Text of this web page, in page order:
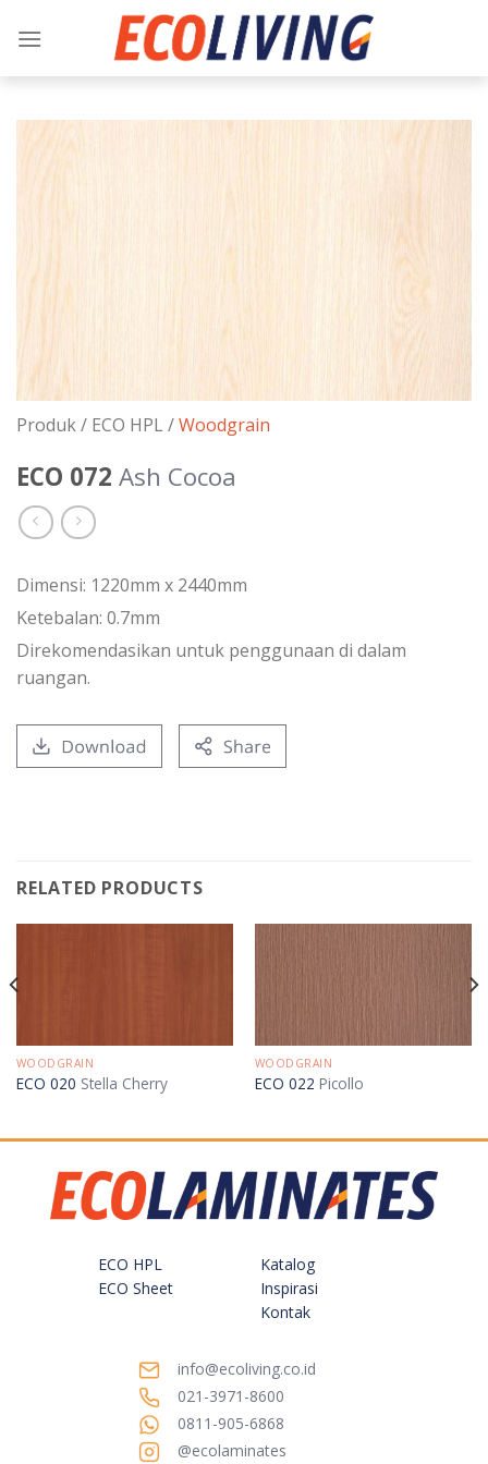
Produk / ECO HPL /Woodgrain
ECO 072 Ash Cocoa
Dimensi: 1220mm x 2440mm
Ketebalan: 0.7mm
Direkomendasikan untuk penggunaan di dalam
ruangan.
RELATED PRODUCTS
WOODGRAIN
ECO 020 Stella Cherry
WOODGRAIN
ECO 022 Picollo
ECO HPL
ECO Sheet
Katalog
Inspirasi
Kontak
info@ecoliving.co.id
021-3971-8600
0811-905-6868
@ecolaminates